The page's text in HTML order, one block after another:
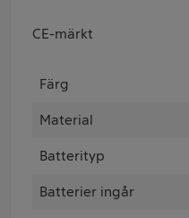
CE-märkt
Färg
Material
Batterityp
Batterier ingår